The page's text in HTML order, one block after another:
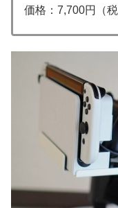
価格：7,700円（税